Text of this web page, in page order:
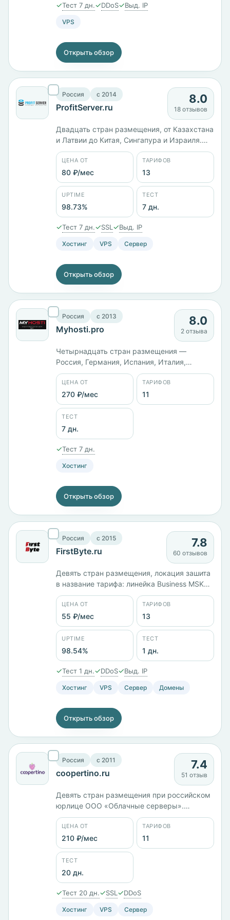
✓Тест 7 дн.✓DDoS✓Выд. IP
VPS
Открыть обзор
Россия c 2014
ProfitServer.ru
8.0
18 отзывов
Двадцать стран размещения, от Казахстана
и Латвии до Китая, Сингапура и Израиля.
Юрлицо ООО «ИТК», работает с 2014 года.
Тринадцать тарифов от 80 ₽/мес: KVM-1 с 1
ГБ памяти стоит 990 ₽/мес, старший KVM-
12 с 64 ГБ и диском на 500 ГБ — 27 600 ₽/
мес. Панель ISPmanager, заявленный uptime
98,73%.
ЦЕНА ОТ
80 ₽/мес
ТАРИФОВ
13
UPTIME
98.73%
ТЕСТ
7 дн.
✓Тест 7 дн.✓SSL ✓Выд. IP
Хостинг VPS Сервер
Открыть обзор
Россия c 2013
Myhosti.pro
8.0
2 отзыва
Четырнадцать стран размещения —
Россия, Германия, Испания, Италия,
Норвегия, Польша, Турция, Финляндия,
Франция, Швейцария, Швеция, Канада, США
и Япония. Линейка MVK растёт ровными
шагами: 2 ГБ памяти за 450 ₽/мес, 4 ГБ за
1349 ₽/мес, 6 ГБ с диском на 125 ГБ за
2249 ₽/мес. Панели cPanel и ISPmanager.
ЦЕНА ОТ
270 ₽/мес
ТАРИФОВ
11
ТЕСТ
7 дн.
✓Тест 7 дн.
Хостинг
Открыть обзор
Россия c 2015
FirstByte.ru
7.8
60 отзывов
Девять стран размещения, локация зашита
в название тарифа: линейка Business MSK
стоит в Москве и идёт от 599 ₽/мес за 1 ГБ
памяти до 5199 ₽/мес за 6 ядер и 7 ГБ.
Тринадцать тарифов от 55 ₽/мес, юрлицо
ООО «Первый Сервер Лимитед». Тестовый
период — сутки.
ЦЕНА ОТ
55 ₽/мес
ТАРИФОВ
13
UPTIME
98.54%
ТЕСТ
1 дн.
✓Тест 1 дн.✓DDoS✓Выд. IP
Хостинг VPS Сервер Домены
Открыть обзор
Россия c 2011
coopertino.ru
7.4
51 отзыв
Девять стран размещения при российском
юрлице ООО «Облачные серверы».
Линейка CloudVDS удваивается: 2 ГБ
памяти и 20 ГБ диска — 380 ₽/мес, 4 ГБ и
40 ГБ — 690 ₽/мес, 8 ГБ с 4 ядрами и 80 ГБ
— 1250 ₽/мес. Одиннадцать тарифов от 210
₽/мес, тестовый период 20 дней.
ЦЕНА ОТ
210 ₽/мес
ТАРИФОВ
11
ТЕСТ
20 дн.
✓Тест 20 дн.✓SSL ✓DDoS
Хостинг VPS Сервер